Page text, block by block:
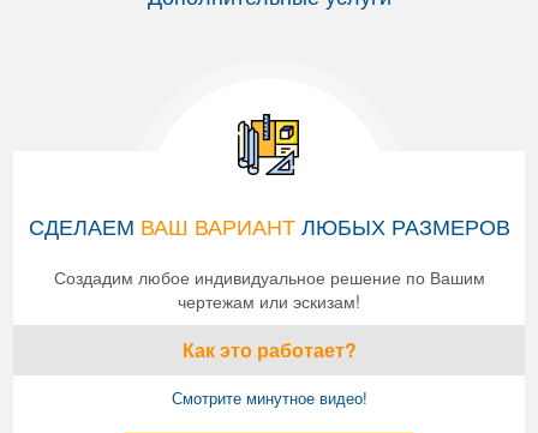
СДЕЛАЕМ ВАШ ВАРИАНТЛЮБЫХ РАЗМЕРОВ
Создадим любое индивидуальное решение по Вашим
чертежам или эскизам!
Как это работает?
Смотрите минутное видео!